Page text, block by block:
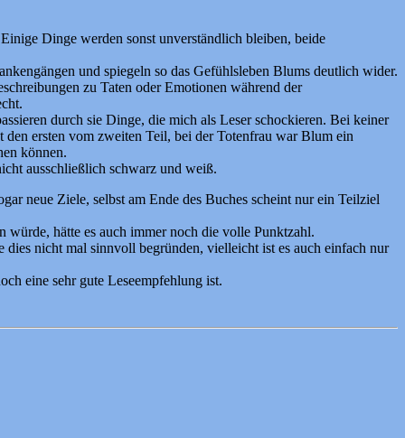
Dinge werden sonst unverständlich bleiben, beide
und spiegeln so das Gefühlsleben Blums deutlich wider.
zu Taten oder Emotionen während der
durch sie Dinge, die mich als Leser schockieren. Bei keiner
ersten vom zweiten Teil, bei der Totenfrau war Blum ein
können.
ausschließlich schwarz und weiß.
neue Ziele, selbst am Ende des Buches scheint nur ein Teilziel
würde, hätte es auch immer noch die volle Punktzahl.
dies nicht mal sinnvoll begründen, vielleicht ist es auch einfach nur
eine sehr gute Leseempfehlung ist.